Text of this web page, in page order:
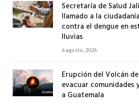
Secretaría de Salud
llamado a la
contra el dengue en
lluvias
6 agosto, 2026
Erupción del Volcán
evacuar comunidades
a Guatemala